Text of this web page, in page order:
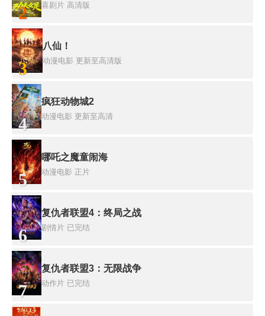
2 喜剧片 高清版
3
八仙！
动漫电影 更新至高清版
4
疯狂动物城2
动漫电影 更新至高清
5
哪吒之魔童闹海
动漫电影 正片
6
复仇者联盟4：终局之战
剧情片 已完结
7
复仇者联盟3：无限战争
动作片 已完结